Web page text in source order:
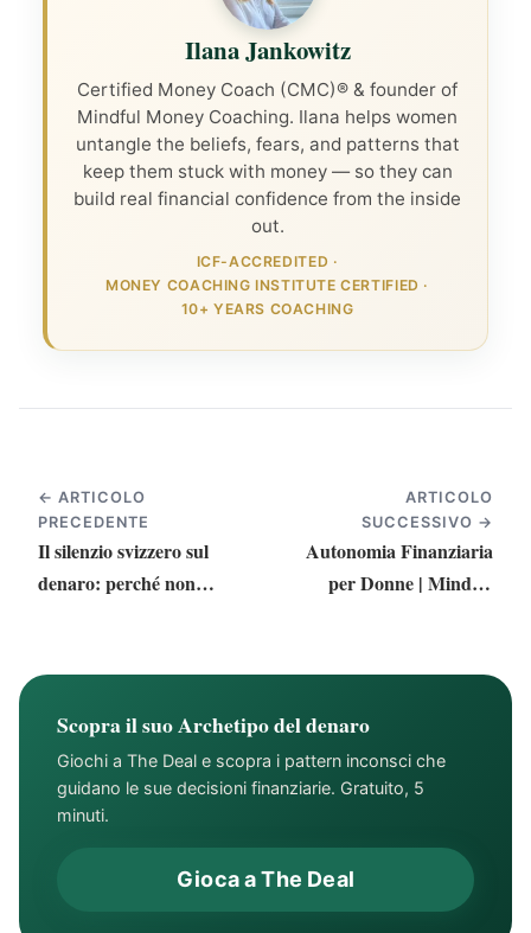
Ilana Jankowitz
Certified Money Coach (CMC)® & founder of
Mindful Money Coaching. Ilana helps women
untangle the beliefs, fears, and patterns that
keep them stuck with money — so they can
build real financial confidence from the inside
out.
ICF-ACCREDITED ·
MONEY COACHING INSTITUTE CERTIFIED ·
10+ YEARS COACHING
← ARTICOLO
PRECEDENTE
Il silenzio svizzero sul
denaro: perché non
ARTICOLO
SUCCESSIVO →
Autonomia Finanziaria
per Donne | Mindful
Scopra il suo Archetipo del denaro
Giochi a The Deal e scopra i pattern inconsci che
guidano le sue decisioni finanziarie. Gratuito, 5
minuti.
Gioca a The Deal